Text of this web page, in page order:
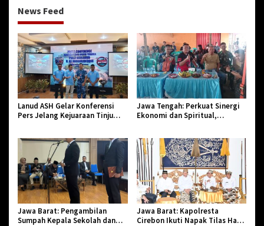
News Feed
Lanud ASH Gelar Konferensi
Pers Jelang Kejuaraan Tinju
Jawa Tengah: Perkuat Sinergi
Ekonomi dan Spiritual,
Jawa Barat: Pengambilan
Sumpah Kepala Sekolah dan
Jawa Barat: Kapolresta
Cirebon Ikuti Napak Tilas Hari